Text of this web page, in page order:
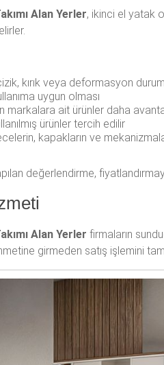
Alan Yerler, ikinci el yatak
kırık veya deformasyon
uygun olması
markalara ait ürünler daha
ürünler tercih edilir
kapakların ve
değerlendirme,
Alan Yerler firmaların
girmeden satış işlemini